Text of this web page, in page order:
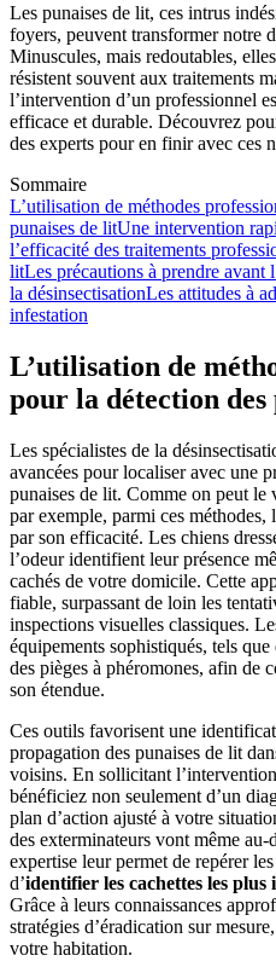
Les punaises de lit, ces intrus
foyers, peuvent transformer notre
Minuscules, mais redoutables,
résistent souvent aux traitements
l’intervention d’un professionnel
efficace et durable. Découvrez
des experts pour en finir avec ces
Sommaire
L’utilisation de méthodes
punaises de litUne intervention
l’efficacité des traitements
litLes précautions à prendre avant
la désinsectisationLes attitudes à
infestation
L’utilisation de
pour la détection des
Les spécialistes de la
avancées pour localiser avec une
punaises de lit. Comme on peut le
par exemple, parmi ces méthodes,
par son efficacité. Les chiens
l’odeur identifient leur présence
cachés de votre domicile. Cette
fiable, surpassant de loin les
inspections visuelles classiques.
équipements sophistiqués, tels
des pièges à phéromones, afin de
son étendue.
Ces outils favorisent une
propagation des punaises de lit
voisins. En sollicitant
bénéficiez non seulement d’un
plan d’action ajusté à votre
des exterminateurs vont même
expertise leur permet de repérer
d’identifier les cachettes les plus
Grâce à leurs connaissances
stratégies d’éradication sur
votre habitation.